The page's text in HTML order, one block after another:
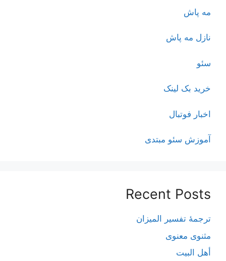
مه پاش
نازل مه پاش
سئو
خرید بک لینک
اخبار فوتبال
آموزش سئو مبتدی
Recent Posts
ترجمۀ تفسیر المیزان
مثنوی معنوی
أهل البيت